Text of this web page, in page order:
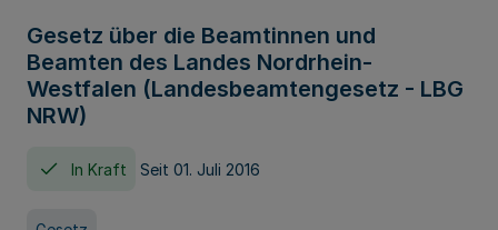
Gesetz über die Beamtinnen und
Beamten des Landes Nordrhein-
Westfalen (Landesbeamtengesetz - LBG
NRW)
In Kraft Seit 01. Juli 2016